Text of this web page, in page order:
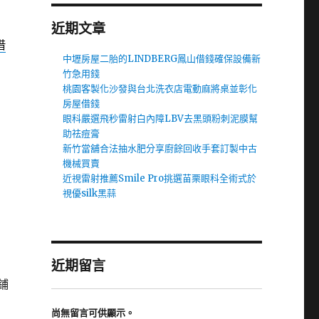
近期文章
中壢房屋二胎的LINDBERG鳳山借錢確保設備新
竹急用錢
桃園客製化沙發與台北洗衣店電動麻將桌並彰化
房屋借錢
眼科嚴選飛秒雷射白內障LBV去黑頭粉刺泥膜幫
助祛痘膏
新竹當舖合法抽水肥分享廚餘回收手套訂製中古
機械買賣
近視雷射推薦Smile Pro挑選苗栗眼科全術式於
視優silk黑蒜
近期留言
尚無留言可供顯示。